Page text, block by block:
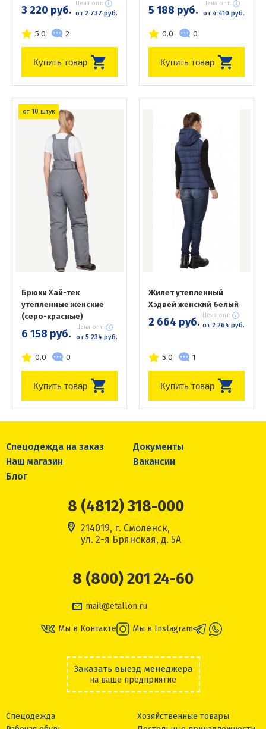
3 220 руб. Цена опт:
от 2 737 руб.
5.0 2
Купить товар
5 188 руб. Цена опт:
от 4 410 руб.
0.0 0
Купить товар
от 10 штук
Брюки Хай-тек
утепленные женские
(серо-красные)
6 158 руб. Цена опт:
от 5 234 руб.
0.0 0
Купить товар
Жилет утепленный
Хэдвей женский белый
2 664 руб. Цена опт:
от 2 264 руб.
5.0 1
Купить товар
Спецодежда на заказ
Документы
Наш магазин
Вакансии
Блог
8 (4812) 318-000
214019, г. Смоленск,
ул. 2-я Брянская, д. 5А
8 (800) 201 24-60
mail@etallon.ru
Мы в Контакте Мы в Instagram
Заказать выезд менеджера
на ваше предприятие
Спецодежда
Хозяйственные товары